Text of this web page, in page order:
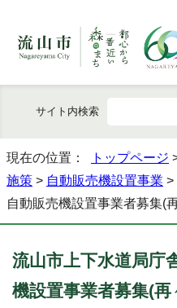
サイト内検索
現在の位置： トップページ
施策 > 自動販売機設置事業 >
自動販売機設置事業者募集(
流山市上下水道局庁
機設置事業者募集(再